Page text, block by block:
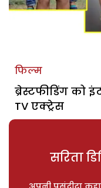
फिल्म
ब्रेस्टफीडिंग को
TV एक्ट्रेस
सरिता